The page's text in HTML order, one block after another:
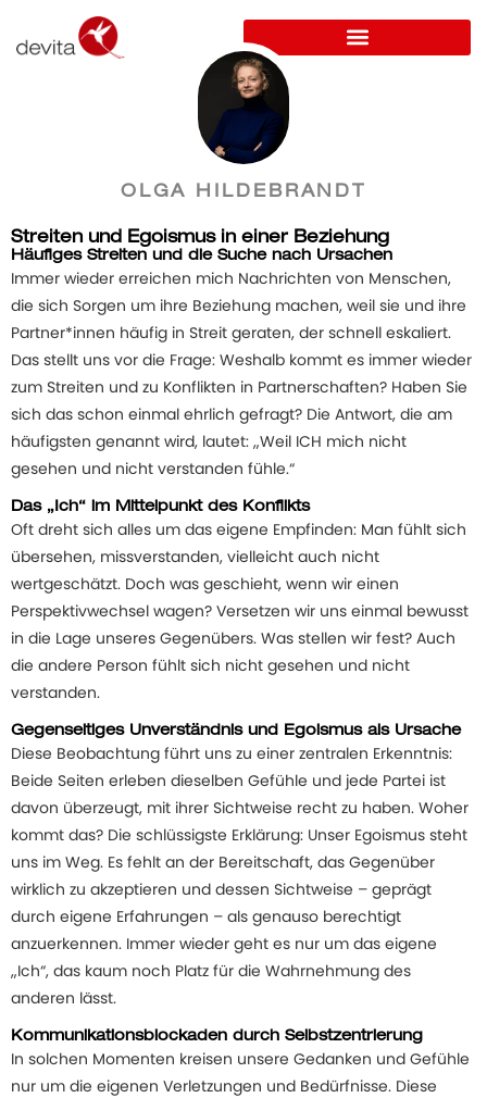
OLGA HILDEBRANDT
Streiten und Egoismus in einer Beziehung
Häufiges Streiten und die Suche nach Ursachen
Immer wieder erreichen mich Nachrichten von Menschen,
die sich Sorgen um ihre Beziehung machen, weil sie und ihre
Partner*innen häufig in Streit geraten, der schnell eskaliert.
Das stellt uns vor die Frage: Weshalb kommt es immer wieder
zum Streiten und zu Konflikten in Partnerschaften? Haben Sie
sich das schon einmal ehrlich gefragt? Die Antwort, die am
häufigsten genannt wird, lautet: „Weil ICH mich nicht
gesehen und nicht verstanden fühle.“
Das „Ich“ im Mittelpunkt des Konflikts
Oft dreht sich alles um das eigene Empfinden: Man fühlt sich
übersehen, missverstanden, vielleicht auch nicht
wertgeschätzt. Doch was geschieht, wenn wir einen
Perspektivwechsel wagen? Versetzen wir uns einmal bewusst
in die Lage unseres Gegenübers. Was stellen wir fest? Auch
die andere Person fühlt sich nicht gesehen und nicht
verstanden.
Gegenseitiges Unverständnis und Egoismus als Ursache
Diese Beobachtung führt uns zu einer zentralen Erkenntnis:
Beide Seiten erleben dieselben Gefühle und jede Partei ist
davon überzeugt, mit ihrer Sichtweise recht zu haben. Woher
kommt das? Die schlüssigste Erklärung: Unser Egoismus steht
uns im Weg. Es fehlt an der Bereitschaft, das Gegenüber
wirklich zu akzeptieren und dessen Sichtweise – geprägt
durch eigene Erfahrungen – als genauso berechtigt
anzuerkennen. Immer wieder geht es nur um das eigene
„Ich“, das kaum noch Platz für die Wahrnehmung des
anderen lässt.
Kommunikationsblockaden durch Selbstzentrierung
In solchen Momenten kreisen unsere Gedanken und Gefühle
nur um die eigenen Verletzungen und Bedürfnisse. Diese